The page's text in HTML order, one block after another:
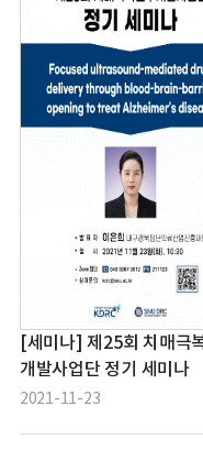
[세미나] 제25회 치매극
개발사업단 정기 세미나
2021-11-23